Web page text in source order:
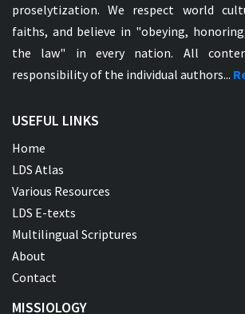
proselytization. We respect world
faiths, and believe in "obeying,
the law" in every nation. All
responsibility of the individual authors...
USEFUL LINKS
Home
LDS Atlas
Various Resources
LDS E-texts
Multilingual Scriptures
About
Contact
MISSIOLOGY